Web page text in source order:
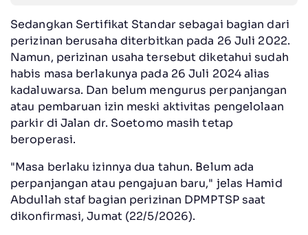
‎Sedangkan Sertifikat Standar sebagai bagian dari
perizinan berusaha diterbitkan pada 26 Juli 2022.
Namun, perizinan usaha tersebut diketahui sudah
habis masa berlakunya pada 26 Juli 2024 alias
kadaluwarsa. Dan belum mengurus perpanjangan
atau pembaruan izin meski aktivitas pengelolaan
parkir di Jalan dr. Soetomo masih tetap
beroperasi.
‎"Masa berlaku izinnya dua tahun. Belum ada
perpanjangan atau pengajuan baru," jelas Hamid
Abdullah staf bagian perizinan DPMPTSP saat
dikonfirmasi, Jumat (22/5/2026).